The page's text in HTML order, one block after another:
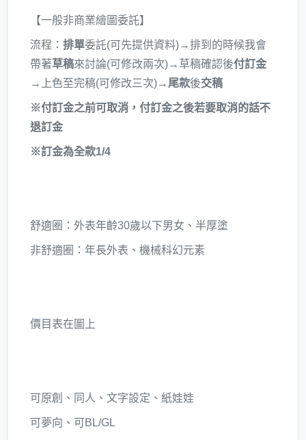
【一般非商業繪圖委託】
流程： 排單委託(可先提供資料)→排到的時候我會
帶著草稿來討論(可修改兩次)→草稿確認後付訂金
→
上色至完稿(可修改三次)→ 尾款後交稿
※付訂金之前可取消，付訂金之後若要取消的話不
退訂金
※訂金為全款1/4
舒適圈：外表年齡30歲以下男女、半厚塗
非舒適圈：年長外表、機械科幻元素
價目表在圖上
可原創、同人、文字設定、紙娃娃
可夢向、可BL/GL